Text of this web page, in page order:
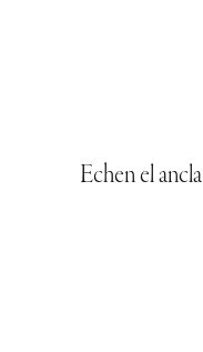
Echen el ancla